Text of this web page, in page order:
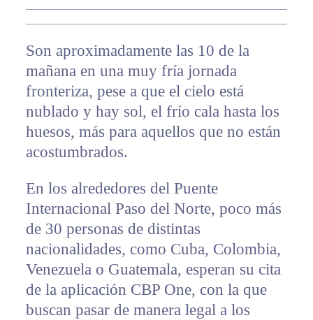
Son aproximadamente las 10 de la
mañana en una muy fría jornada
fronteriza, pese a que el cielo está
nublado y hay sol, el frío cala hasta los
huesos, más para aquellos que no están
acostumbrados.
En los alrededores del Puente
Internacional Paso del Norte, poco más
de 30 personas de distintas
nacionalidades, como Cuba, Colombia,
Venezuela o Guatemala, esperan su cita
de la aplicación CBP One, con la que
buscan pasar de manera legal a los